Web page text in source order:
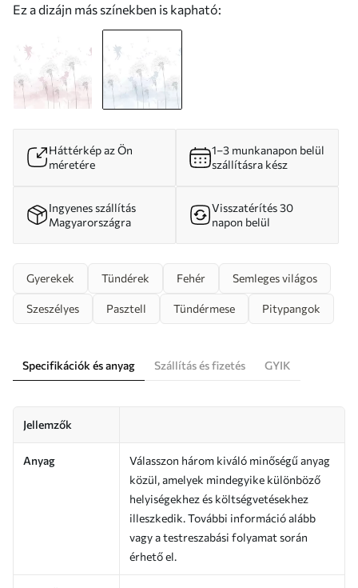
Ez a dizájn más színekben is kapható:
Háttérkép az Ön
méretére
1–3 munkanapon belül
szállításra kész
Ingyenes szállítás
Magyarországra
Visszatérítés 30
napon belül
Gyerekek Tündérek Fehér Semleges világos
Szeszélyes Pasztell Tündérmese Pitypangok
Specifikációk és anyag Szállítás és fizetés GYIK
Jellemzők
Anyag
Válasszon három kiváló minőségű anyag
közül, amelyek mindegyike különböző
helyiségekhez és költségvetésekhez
illeszkedik. További információ alább
vagy a testreszabási folyamat során
érhető el.